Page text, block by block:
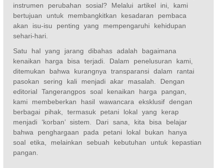
instrumen perubahan sosial? Melalui artikel ini, kami
bertujuan untuk membangkitkan kesadaran pembaca
akan isu-isu penting yang mempengaruhi kehidupan
sehari-hari.
Satu hal yang jarang dibahas adalah bagaimana
kenaikan harga bisa terjadi. Dalam penelusuran kami,
ditemukan bahwa kurangnya transparansi dalam rantai
pasokan sering kali menjadi akar masalah. Dengan
editorial Tangerangpos soal kenaikan harga pangan,
kami membeberkan hasil wawancara eksklusif dengan
berbagai pihak, termasuk petani lokal yang kerap
menjadi ‘korban’ sistem. Dari sana, kita bisa belajar
bahwa penghargaan pada petani lokal bukan hanya
soal etika, melainkan sebuah kebutuhan untuk kepastian
pangan.